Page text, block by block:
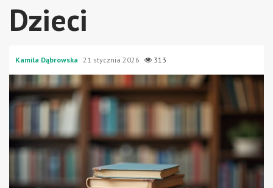
Dzieci
Kamila Dąbrowska 21 stycznia 2026 313